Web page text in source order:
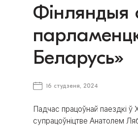
Фінляндыя
Беларусь»
16 студзеня, 2024
Падчас працоўнай паездкі ў
супрацоўніцтве Анатолем